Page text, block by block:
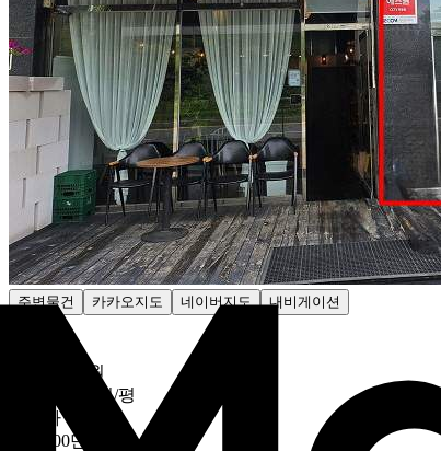
주변물건 카카오지도 네이버지도 내비게이션
2억9900만원
2043만7457원/평
최저가
2억9900만원